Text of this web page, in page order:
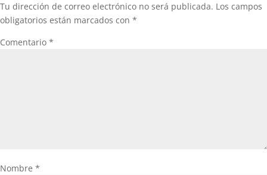
Tu dirección de correo electrónico no será publicada. Los campos
obligatorios están marcados con *
Comentario *
Nombre *